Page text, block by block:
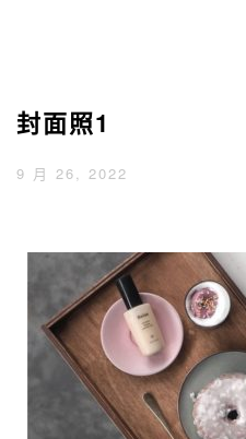
封面照1
9 月 26, 2022